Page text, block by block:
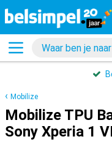
Mobilize
Mobilize TPU
Sony Xperia 1